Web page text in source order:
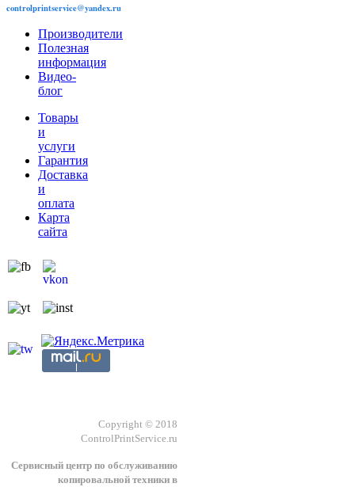
controlprintservice@yandex.ru
Производители
Полезная
информация
Видео-
блог
Товары
и
услуги
Гарантия
Доставка
и
оплата
Карта
сайта
Copyright © 2018
ControlPrintService.ru
Сервисный центр по обслуживанию
копировальной техники в